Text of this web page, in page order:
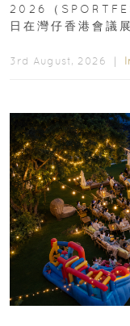
2026（
日在灣仔香港會議
3rd August, 2026 ｜